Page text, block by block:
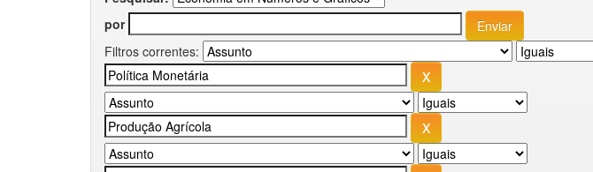
por
Filtros correntes: